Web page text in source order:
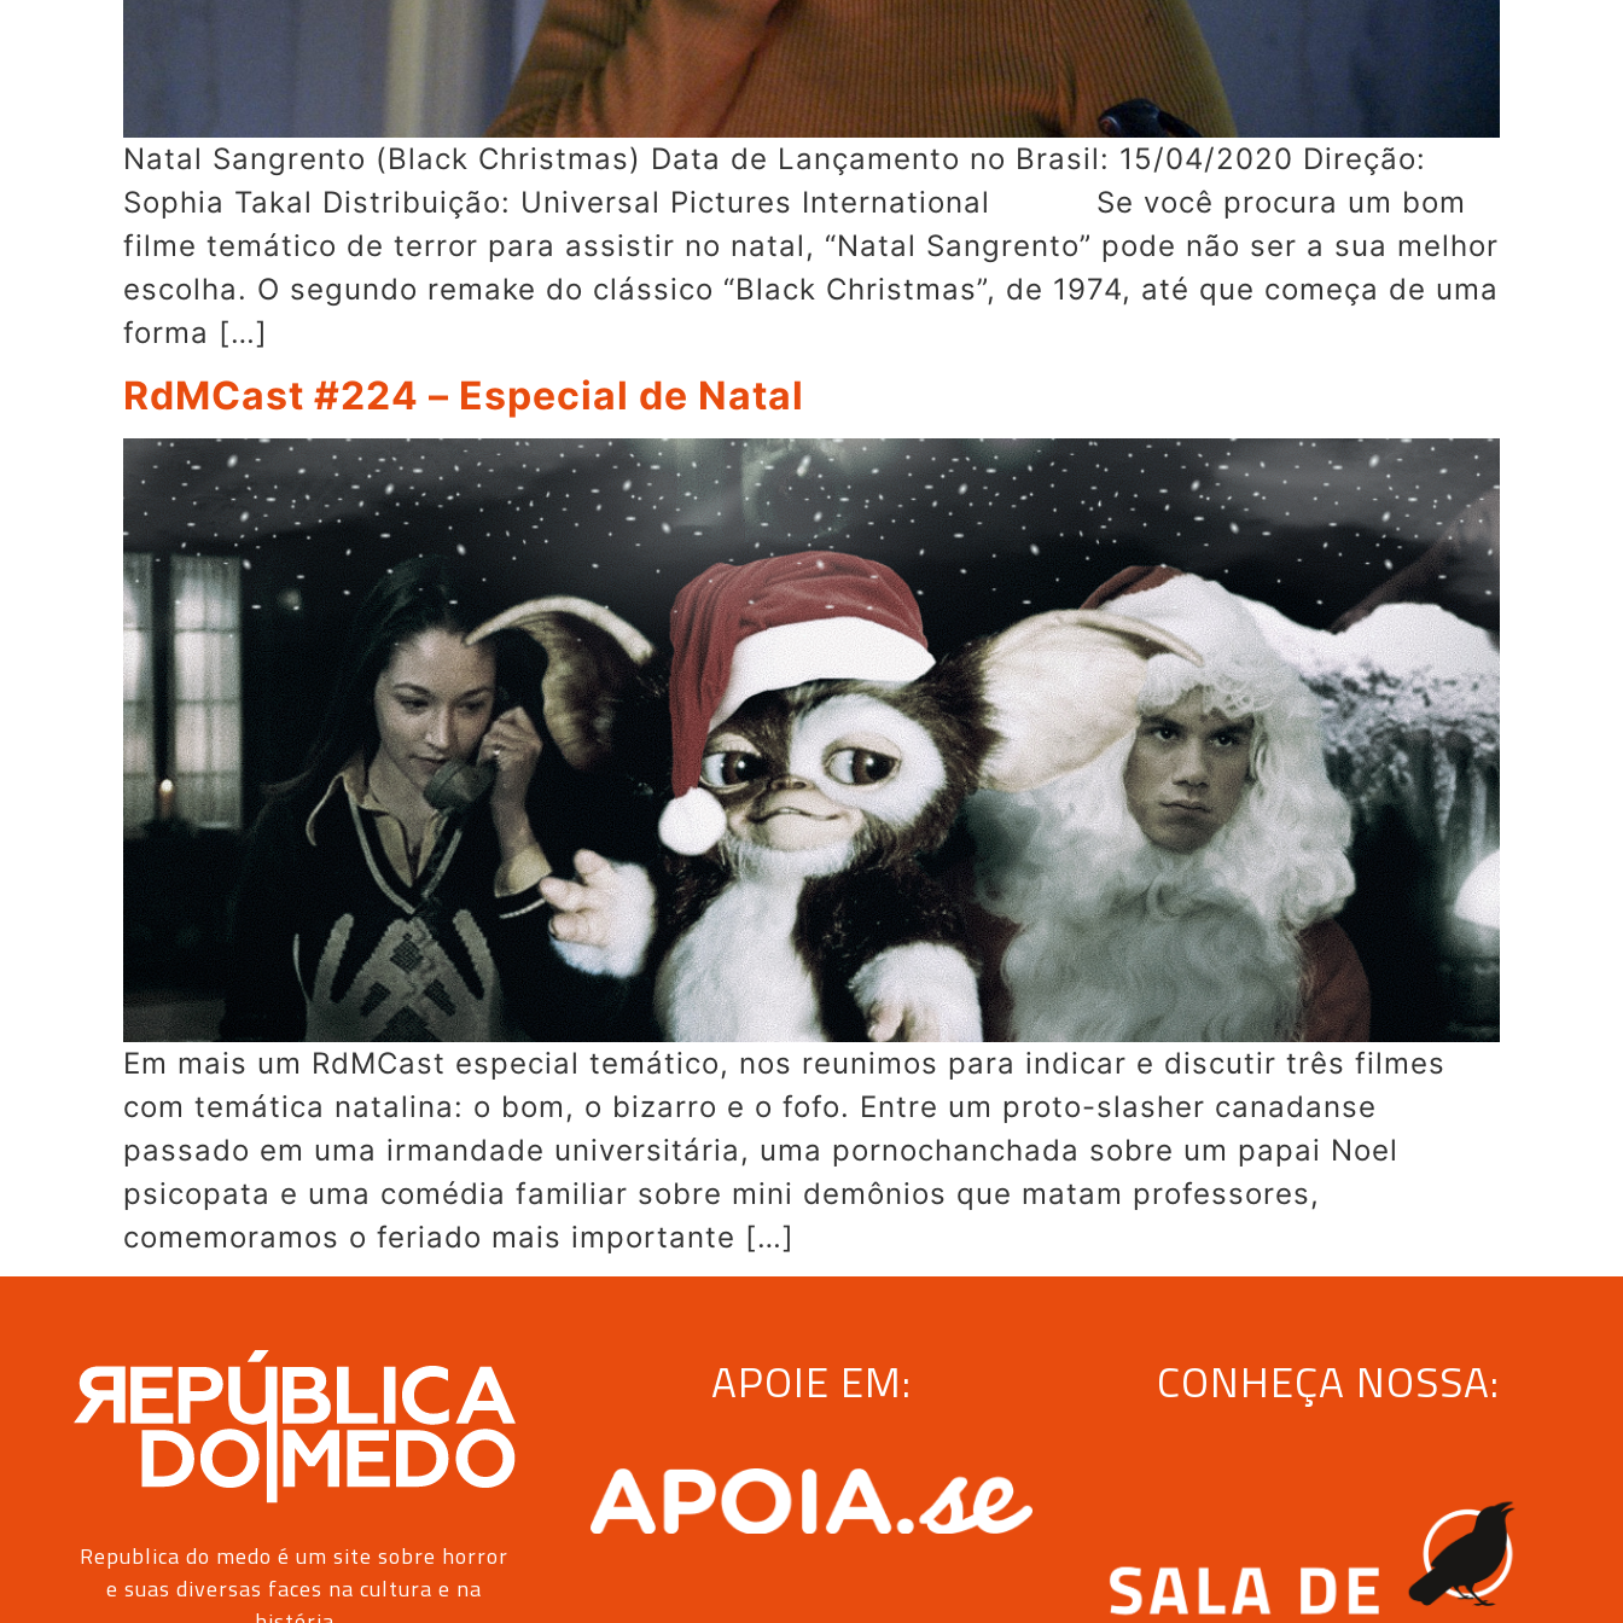
Natal Sangrento (Black Christmas) Data de Lançamento no Brasil: 15/04/2020 Direção:
Sophia Takal Distribuição: Universal Pictures International Se você procura um bom
filme temático de terror para assistir no natal, “Natal Sangrento” pode não ser a sua melhor
escolha. O segundo remake do clássico “Black Christmas”, de 1974, até que começa de uma
forma […]
RdMCast #224 – Especial de Natal
Em mais um RdMCast especial temático, nos reunimos para indicar e discutir três filmes
com temática natalina: o bom, o bizarro e o fofo. Entre um proto-slasher canadanse
passado em uma irmandade universitária, uma pornochanchada sobre um papai Noel
psicopata e uma comédia familiar sobre mini demônios que matam professores,
comemoramos o feriado mais importante […]
Republica do medo é um site sobre horror
e suas diversas faces na cultura e na
APOIE EM: CONHEÇA NOSSA: